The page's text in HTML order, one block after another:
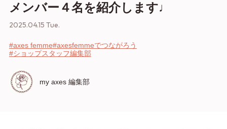
メンバー４名を紹介します♩
2025.04.15 Tue.
#axes femme#axesfemmeでつながろう
#ショップスタッフ編集部
my axes 編集部